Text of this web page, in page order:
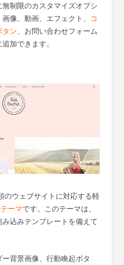
制限のカスタマイズオプシ
像、動画、エフェクト、 コ
タン、お問い合わせフォーム
加できます。
のウェブサイトに対応する軽
ーマです。このテーマは、
込みテンプレートを備えて
背景画像、行動喚起ボタ